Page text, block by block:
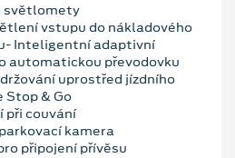
světlomety
vstupu do nákladového
Inteligentní adaptivní
automatickou převodovku
uprostřed jízdního
Stop & Go
při couvání
kamera
připojení přívěsu